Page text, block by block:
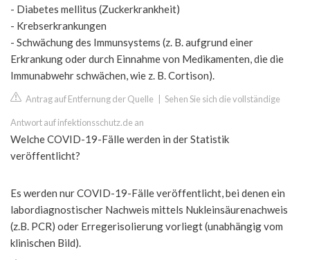
- Diabetes mellitus (Zuckerkrankheit)
- Krebserkrankungen
- Schwächung des Immunsystems (z. B. aufgrund einer
Erkrankung oder durch Einnahme von Medikamenten, die die
Immunabwehr schwächen, wie z. B. Cortison).
Antrag auf Entfernung der Quelle Sehen Sie sich die vollständige
Antwort auf infektionsschutz.de an
Welche COVID-19-Fälle werden in der Statistik
veröffentlicht?
Es werden nur COVID-19-Fälle veröffentlicht, bei denen ein
labordiagnostischer Nachweis mittels Nukleinsäurenachweis
(z.B. PCR) oder Erregerisolierung vorliegt (unabhängig vom
klinischen Bild).